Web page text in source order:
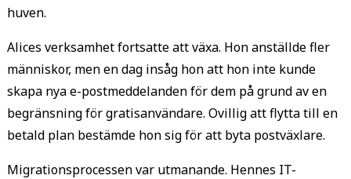
huven.
Alices verksamhet fortsatte att växa. Hon anställde fler
människor, men en dag insåg hon att hon inte kunde
skapa nya e-postmeddelanden för dem på grund av en
begränsning för gratisanvändare. Ovillig att flytta till en
betald plan bestämde hon sig för att byta postväxlare.
Migrationsprocessen var utmanande. Hennes IT-